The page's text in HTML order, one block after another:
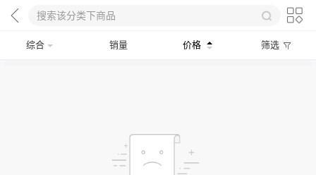
综合 销量 价格 筛选